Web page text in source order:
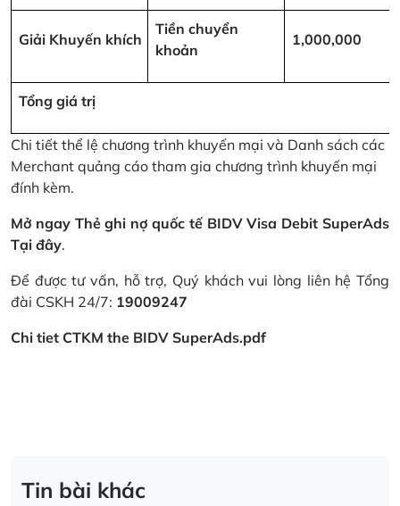
Giải Khuyến khích
Tiền chuyển
khoản
1,000,000
Tổng giá trị
Chi tiết thể lệ chương trình khuyến mại và Danh sách các
Merchant quảng cáo tham gia chương trình khuyến mại
đính kèm.
Mở ngay Thẻ ghi nợ quốc tế BIDV Visa Debit SuperAds
Tại đây.
Để được tư vấn, hỗ trợ, Quý khách vui lòng liên hệ Tổng
đài CSKH 24/7: 19009247
Chi tiet CTKM the BIDV SuperAds.pdf
Tin bài khác